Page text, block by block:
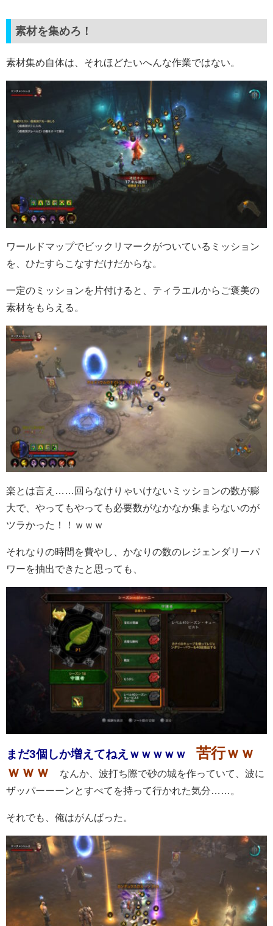
素材を集めろ！
素材集め自体は、それほどたいへんな作業ではない。
ワールドマップでビックリマークがついているミッション
を、ひたすらこなすだけだからな。
一定のミッションを片付けると、ティラエルからご褒美の
素材をもらえる。
楽とは言え……回らなけりゃいけないミッションの数が膨
大で、やってもやっても必要数がなかなか集まらないのが
ツラかった！！ｗｗｗ
それなりの時間を費やし、かなりの数のレジェンダリーパ
ワーを抽出できたと思っても、
まだ3個しか増えてねえｗｗｗｗｗ
苦行ｗｗ
ｗｗｗ
なんか、波打ち際で砂の城を作っていて、波に
ザッパーーーンとすべてを持って行かれた気分……。
それでも、俺はがんばった。